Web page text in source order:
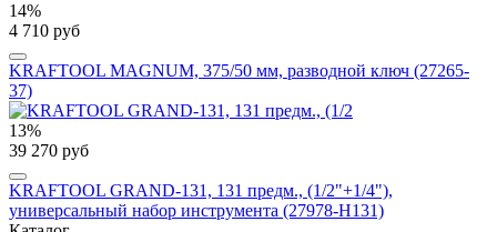
14%
4 710 руб
KRAFTOOL MAGNUM, 375/50 мм, разводной ключ (27265-
37)
13%
39 270 руб
KRAFTOOL GRAND-131, 131 предм., (1/2"+1/4"),
универсальный набор инструмента (27978-H131)